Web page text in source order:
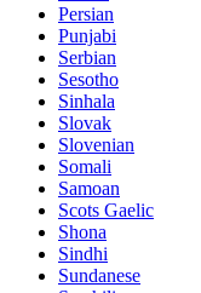
Persian
Punjabi
Serbian
Sesotho
Sinhala
Slovak
Slovenian
Somali
Samoan
Scots Gaelic
Shona
Sindhi
Sundanese